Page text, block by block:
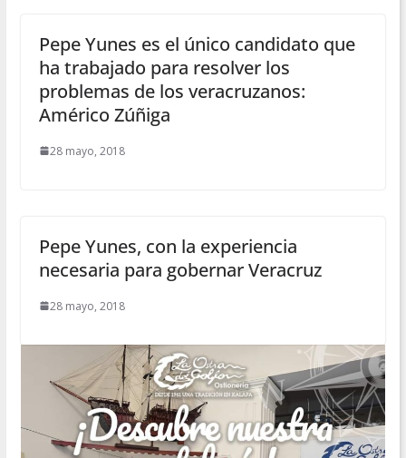
Pepe Yunes es el único candidato que
ha trabajado para resolver los
problemas de los veracruzanos:
Américo Zúñiga
28 mayo, 2018
Pepe Yunes, con la experiencia
necesaria para gobernar Veracruz
28 mayo, 2018